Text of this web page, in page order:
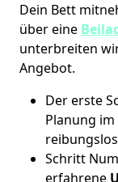
Dein Bett
über eine
unterbreiten
Angebot.
Der erste
Planung
Schritt
erfahrene